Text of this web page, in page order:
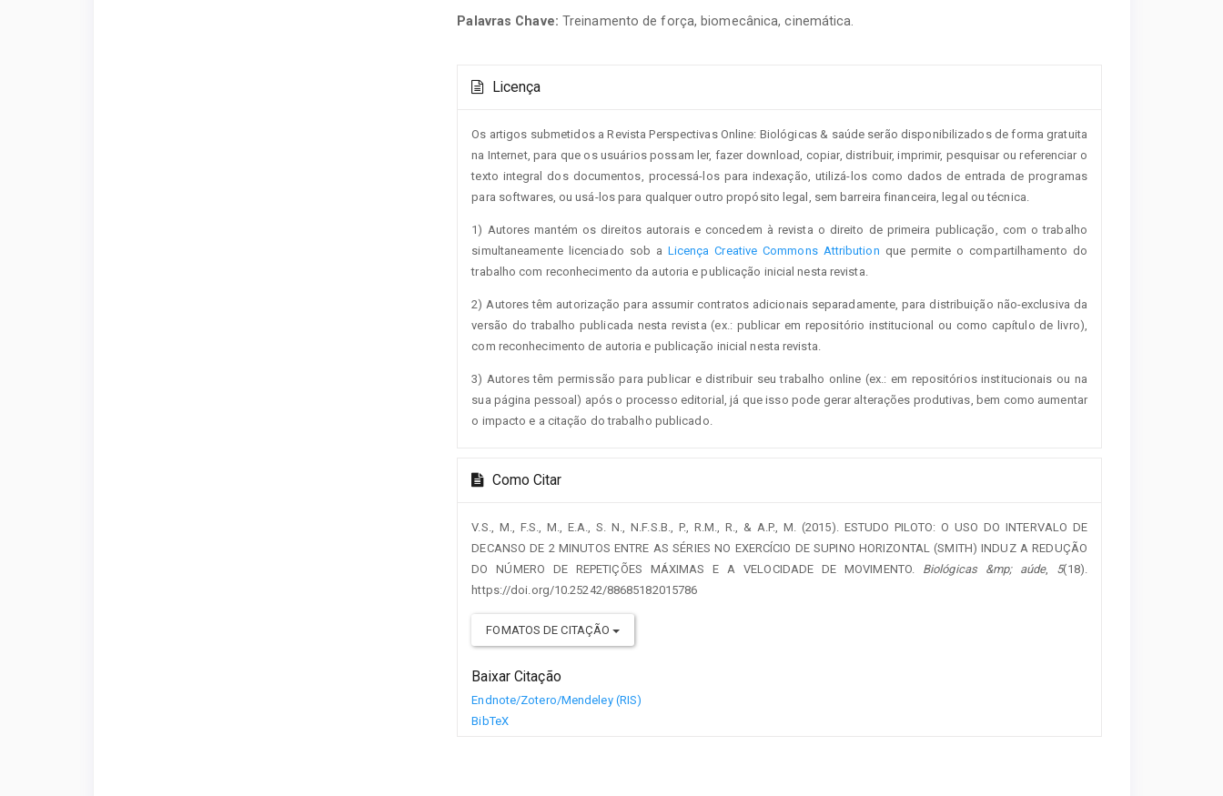
Palavras Chave: Treinamento de força, biomecânica, cinemática.
Detalhes
do
Licença
Os artigos submetidos a Revista Perspectivas Online: Biológicas & saúde serão disponibilizados de forma gratuita
na Internet, para que os usuários possam ler, fazer download, copiar, distribuir, imprimir, pesquisar ou referenciar o
texto integral dos documentos, processá-los para indexação, utilizá-los como dados de entrada de programas
para softwares, ou usá-los para qualquer outro propósito legal, sem barreira financeira, legal ou técnica.
1) Autores mantém os direitos autorais e concedem à revista o direito de primeira publicação, com o trabalho
simultaneamente licenciado sob a Licença Creative Commons Attribution que permite o compartilhamento do
trabalho com reconhecimento da autoria e publicação inicial nesta revista.
2) Autores têm autorização para assumir contratos adicionais separadamente, para distribuição não-exclusiva da
versão do trabalho publicada nesta revista (ex.: publicar em repositório institucional ou como capítulo de livro),
com reconhecimento de autoria e publicação inicial nesta revista.
3) Autores têm permissão para publicar e distribuir seu trabalho online (ex.: em repositórios institucionais ou na
sua página pessoal) após o processo editorial, já que isso pode gerar alterações produtivas, bem como aumentar
o impacto e a citação do trabalho publicado.
Como Citar
V.S., M., F.S., M., E.A., S. N., N.F.S.B., P., R.M., R., & A.P., M. (2015). ESTUDO PILOTO: O USO DO INTERVALO DE
DECANSO DE 2 MINUTOS ENTRE AS SÉRIES NO EXERCÍCIO DE SUPINO HORIZONTAL (SMITH) INDUZ A REDUÇÃO
DO NÚMERO DE REPETIÇÕES MÁXIMAS E A VELOCIDADE DE MOVIMENTO. Biológicas &mp; aúde, 5(18).
https://doi.org/10.25242/88685182015786
FOMATOS DE CITAÇÃO
Baixar Citação
Endnote/Zotero/Mendeley (RIS)
BibTeX